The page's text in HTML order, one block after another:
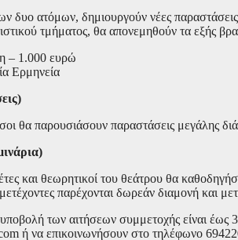
δυο ατόμων, δημιουργούν νέες
τμήματος, θα απονεμηθούν τα εξής
– 1.000 ευρώ
Ερμηνεία
θα παρουσιάσουν παραστάσεις μεγάλης
και θεωρητικοί του θεάτρου θα
παρέχονται δωρεάν διαμονή και
των αιτήσεων συμμετοχής είναι έως
ή να επικοινωνήσουν στο τηλέφωνο